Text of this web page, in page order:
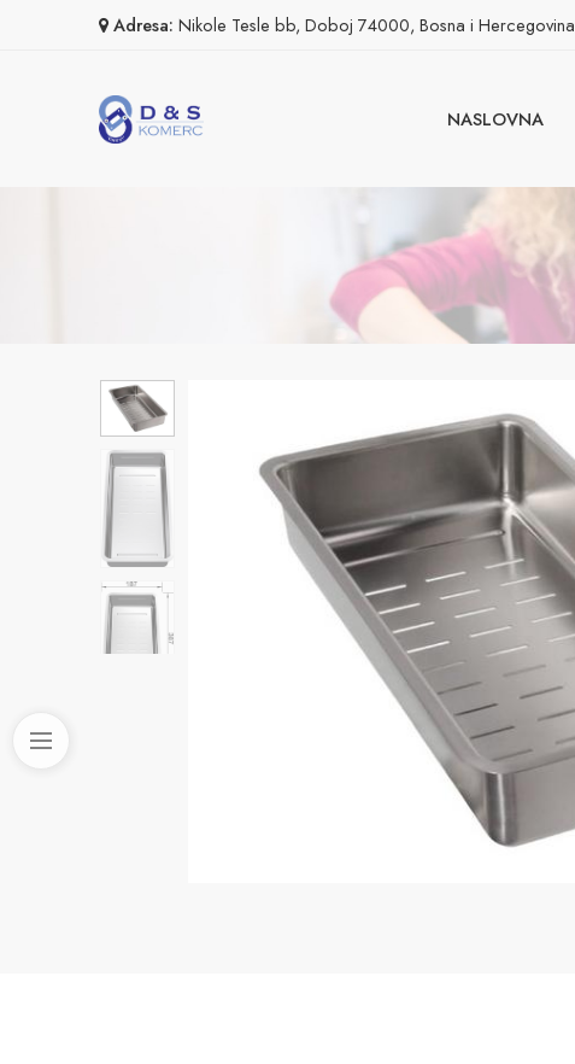
Adresa: Nikole Tesle bb, Doboj 74000, Bosna i Hercegovina
NASLOVNA